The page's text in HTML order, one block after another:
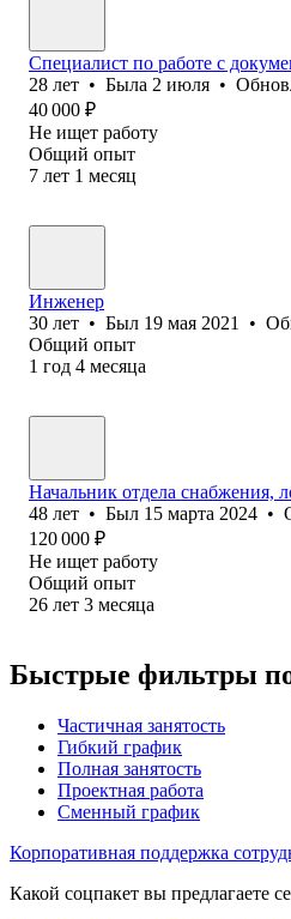
Специалист по работе с
28 лет • Была 2 июля •
40 000 ₽
Не ищет работу
Общий опыт
7 лет 1 месяц
Инженер
30 лет • Был 19 мая 2021 •
Общий опыт
1 год 4 месяца
Начальник отдела снабжения,
48 лет • Был 15 марта 2024 •
120 000 ₽
Не ищет работу
Общий опыт
26 лет 3 месяца
Быстрые фильтры
Частичная занятость
Гибкий график
Полная занятость
Проектная работа
Сменный график
Корпоративная поддержка
Какой соцпакет вы предлагаете